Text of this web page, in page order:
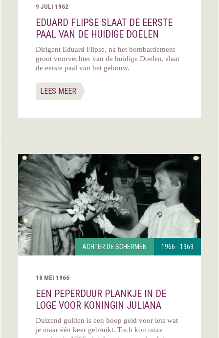
9 JULI 1962
EDUARD FLIPSE SLAAT DE EERSTE
PAAL VAN DE HUIDIGE DOELEN
Dirigent Eduard Flipse, na het bombardement
groot voorvechter van de huidige Doelen, slaat
de eerste paal van het gebouw.
LEES MEER
ACHTER DE SCHERMEN 1966 - 1969
18 MEI 1966
EEN PEPERDUUR PLANKJE IN DE
LOGE VOOR KONINGIN JULIANA
Duizend gulden is een hoop geld voor iets wat
je maar één keer gebruikt. Toch kon onze